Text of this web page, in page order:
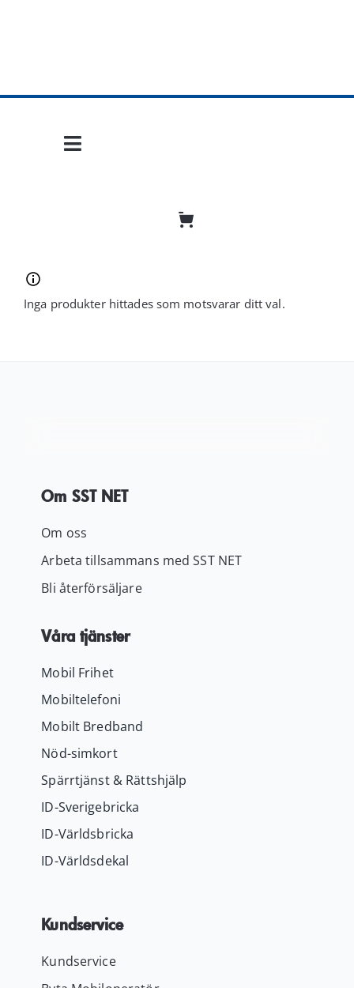
Toggle
Inga produkter hittades som motsvarar ditt val.
Om SST NET
Om oss
Arbeta tillsammans med SST NET
Bli återförsäljare
Våra tjänster
Mobil Frihet
Mobiltelefoni
Mobilt Bredband
Nöd-simkort
Spärrtjänst & Rättshjälp
ID-Sverigebricka
ID-Världsbricka
ID-Världsdekal
Kundservice
Kundservice